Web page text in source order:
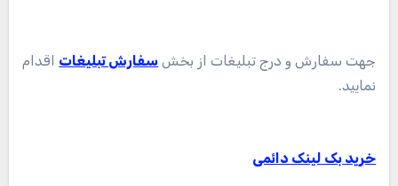
جهت سفارش و درج تبلیغات از بخش سفارش تبلیغات اقدام
نمایید.
خرید بک لینک دائمی